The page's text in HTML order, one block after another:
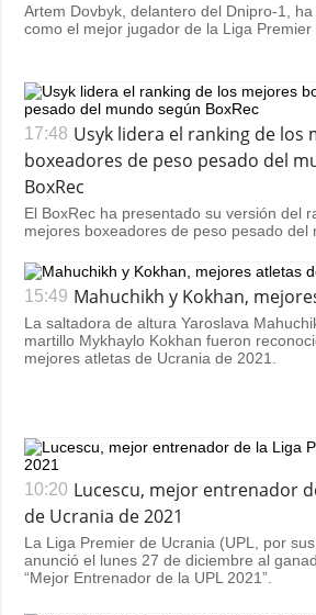
Artem Dovbyk, delantero del Dnipro-1,
como el mejor jugador de la Liga Premier
17:48 Usyk lidera el ranking de los
boxeadores de peso pesado del
BoxRec
El BoxRec ha presentado su versión del
mejores boxeadores de peso pesado del
15:49 Mahuchikh y Kokhan,
La saltadora de altura Yaroslava
martillo Mykhaylo Kokhan fueron
mejores atletas de Ucrania de 2021.
10:20 Lucescu, mejor entrenador
de Ucrania de 2021
La Liga Premier de Ucrania (UPL, por
anunció el lunes 27 de diciembre al
“Mejor Entrenador de la UPL 2021”.